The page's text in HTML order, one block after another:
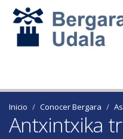
Inicio Conocer Bergara
Antxintxika